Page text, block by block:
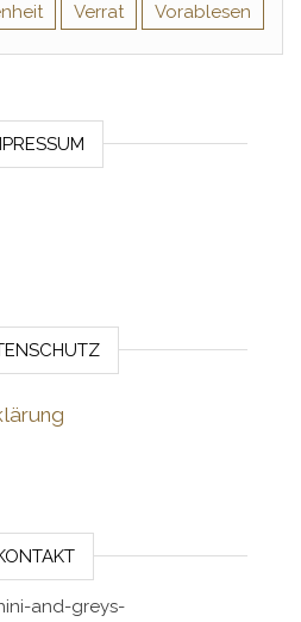
Verrat Vorablesen
and-greys-